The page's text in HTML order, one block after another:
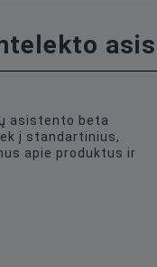
asistento beta
į standartinius,
apie produktus ir